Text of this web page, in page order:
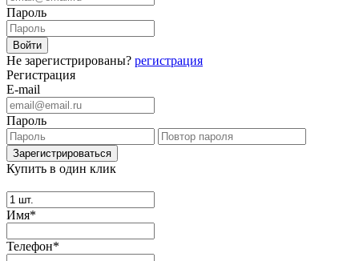
Пароль
Не зарегистрированы? регистрация
Регистрация
E-mail
Пароль
Купить в один клик
Имя*
Телефон*